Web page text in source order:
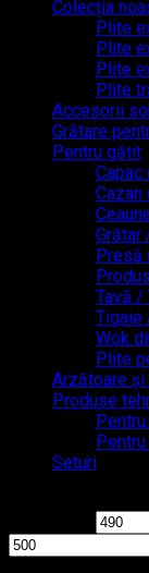
MasterCard
Cash On
Colecția
Plite
Plite
Plite
Plite
Accesorii
Grătare
Pentru gătit
Capac
Cazan
Presă
Tavă /
Tigaie
Wok
Plite
Arzătoare
Produse
Seturi